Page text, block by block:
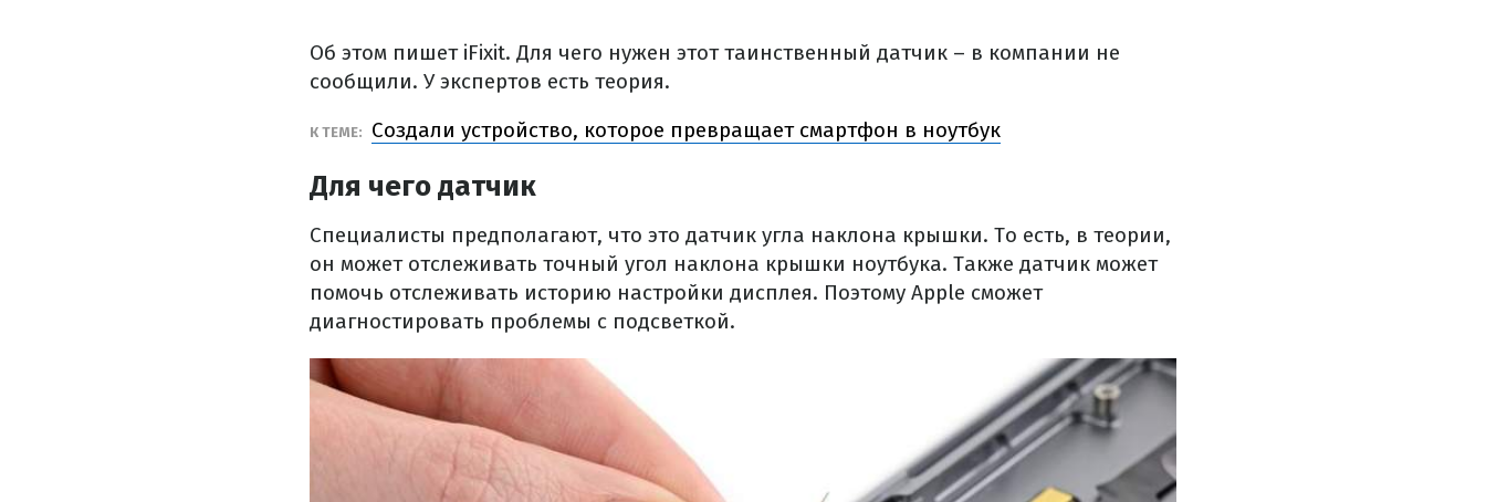
Об этом пишет iFixit. Для чего нужен этот таинственный датчик – в компании не
сообщили. У экспертов есть теория.
К ТЕМЕ: Создали устройство, которое превращает смартфон в ноутбук
Для чего датчик
Специалисты предполагают, что это датчик угла наклона крышки. То есть, в теории,
он может отслеживать точный угол наклона крышки ноутбука. Также датчик может
помочь отслеживать историю настройки дисплея. Поэтому Apple сможет
диагностировать проблемы с подсветкой.